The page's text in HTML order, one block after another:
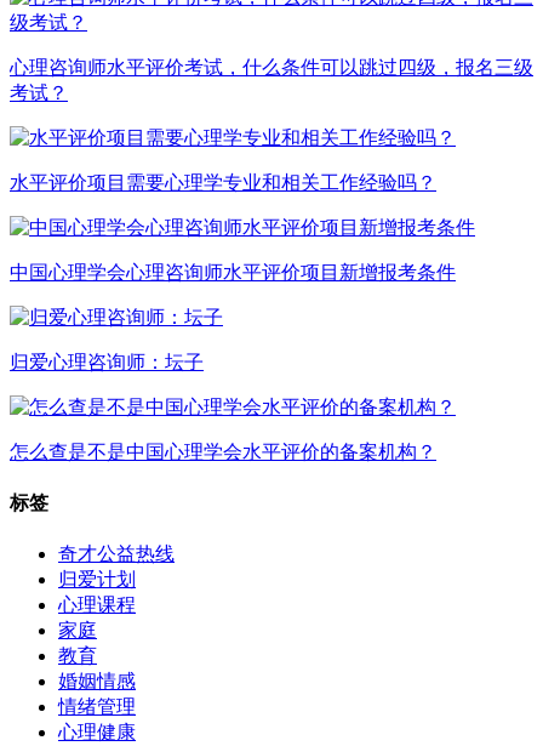
心理咨询师水平评价考试，什么条件可以跳过四级，报名三级
考试？
水平评价项目需要心理学专业和相关工作经验吗？
中国心理学会心理咨询师水平评价项目新增报考条件
归爱心理咨询师：坛子
怎么查是不是中国心理学会水平评价的备案机构？
标签
奇才公益热线
归爱计划
心理课程
家庭
教育
婚姻情感
情绪管理
心理健康